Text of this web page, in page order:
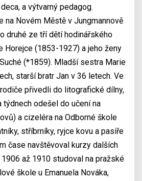
a výtvarný pedagog.
na Novém Městě v Jungmannově
druhé ze tří dětí hodinářského
Horejce (1853-1927) a jeho ženy
(*1859). Mladší sestra Marie
starší bratr Jan v 36 letech. Ve
přivedli do litografické dílny,
týdnech odešel do učení na
a cizeléra na Odborné škole
stříbrníky, ryjce kovu a pasíře
čase navštěvoval kurzy dalších
až 1910 studoval na pražské
škole u Emanuela Nováka,